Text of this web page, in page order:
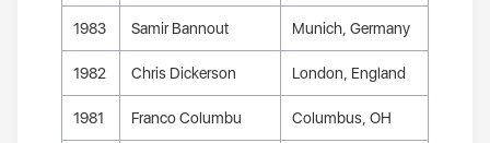
1983 Samir Bannout Munich, Germany
1982 Chris Dickerson London, England
1981 Franco Columbu Columbus, OH